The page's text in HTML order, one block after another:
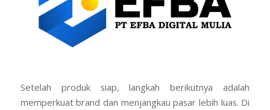
Setelah produk siap, langkah berikutnya adalah
memperkuat brand dan menjangkau pasar lebih luas. Di